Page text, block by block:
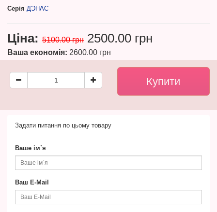
Серія ДЭНАС
Ціна: 5100.00 грн 2500.00 грн
Ваша економія: 2600.00 грн
Задати питання по цьому товару
Ваше ім`я
Ваш E-Mail